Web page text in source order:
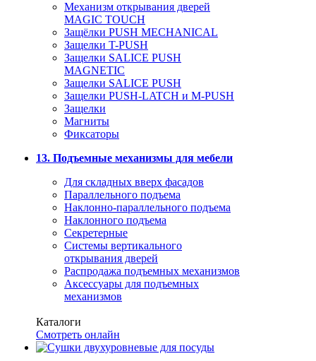
Механизм открывания дверей
MAGIC TOUCH
Защёлки PUSH MECHANICAL
Защелки T-PUSH
Защелки SALICE PUSH
MAGNETIC
Защелки SALICE PUSH
Защелки PUSH-LATCH и M-PUSH
Защелки
Магниты
Фиксаторы
13. Подъемные механизмы для мебели
Для складных вверх фасадов
Параллельного подъема
Наклонно-параллельного подъема
Наклонного подъема
Секретерные
Системы вертикального
открывания дверей
Распродажа подъемных механизмов
Аксессуары для подъемных
механизмов
Каталоги
Смотреть онлайн